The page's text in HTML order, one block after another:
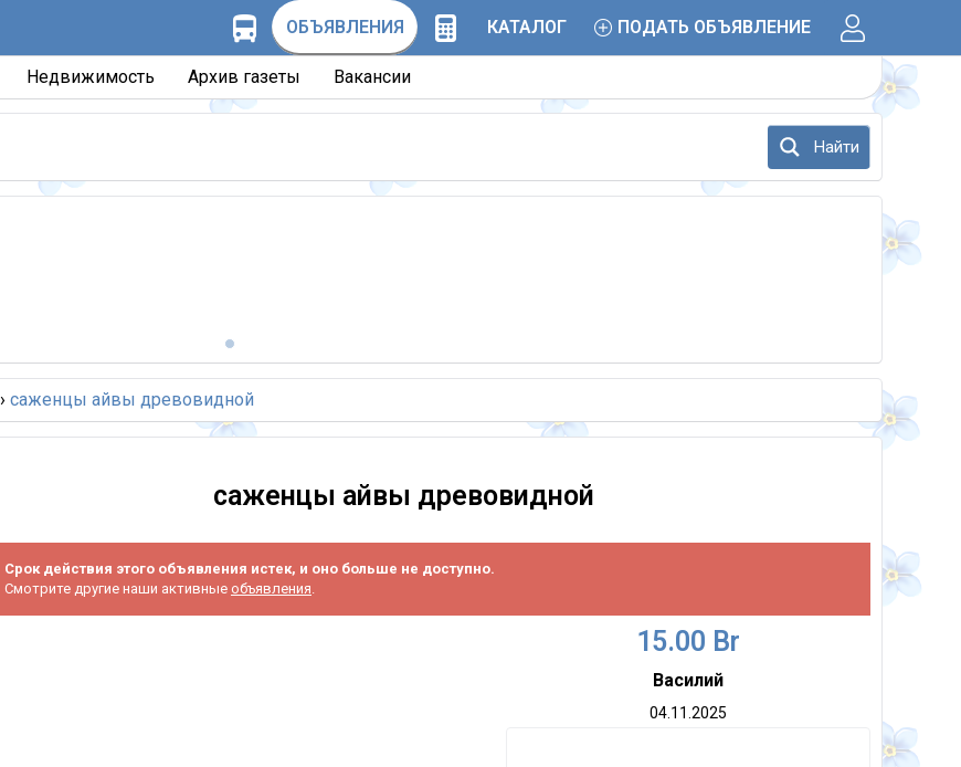
ОБЪЯВЛЕНИЯ КАТАЛОГ ПОДАТЬ ОБЪЯВЛЕНИЕ
Недвижимость Архив газеты Вакансии
Найти
› саженцы айвы древовидной
саженцы айвы древовидной
Срок действия этого объявления истек, и оно больше не доступно.
Смотрите другие наши активные объявления.
15.00 Br
Василий
04.11.2025